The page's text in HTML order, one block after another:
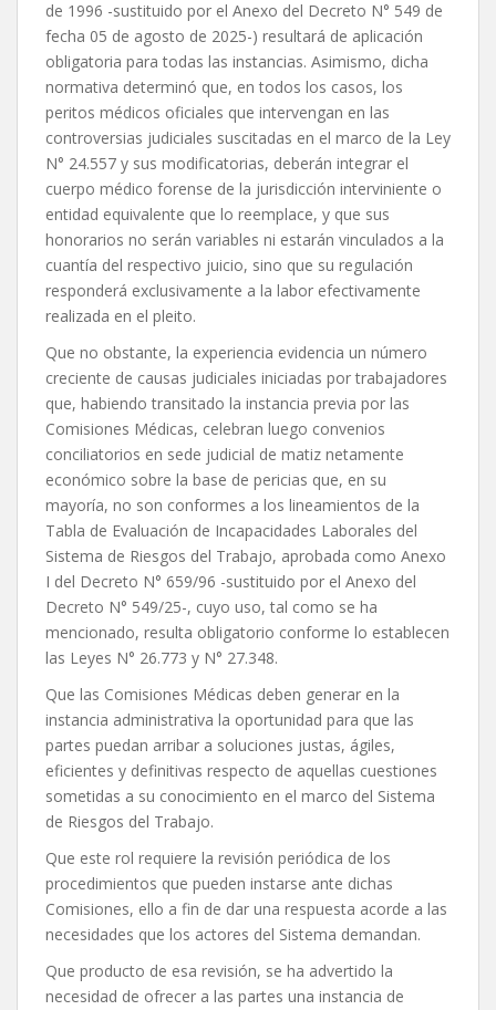
de 1996 -sustituido por el Anexo del Decreto N° 549 de
fecha 05 de agosto de 2025-) resultará de aplicación
obligatoria para todas las instancias. Asimismo, dicha
normativa determinó que, en todos los casos, los
peritos médicos oficiales que intervengan en las
controversias judiciales suscitadas en el marco de la Ley
N° 24.557 y sus modificatorias, deberán integrar el
cuerpo médico forense de la jurisdicción interviniente o
entidad equivalente que lo reemplace, y que sus
honorarios no serán variables ni estarán vinculados a la
cuantía del respectivo juicio, sino que su regulación
responderá exclusivamente a la labor efectivamente
realizada en el pleito.
Que no obstante, la experiencia evidencia un número
creciente de causas judiciales iniciadas por trabajadores
que, habiendo transitado la instancia previa por las
Comisiones Médicas, celebran luego convenios
conciliatorios en sede judicial de matiz netamente
económico sobre la base de pericias que, en su
mayoría, no son conformes a los lineamientos de la
Tabla de Evaluación de Incapacidades Laborales del
Sistema de Riesgos del Trabajo, aprobada como Anexo
I del Decreto N° 659/96 -sustituido por el Anexo del
Decreto N° 549/25-, cuyo uso, tal como se ha
mencionado, resulta obligatorio conforme lo establecen
las Leyes N° 26.773 y N° 27.348.
Que las Comisiones Médicas deben generar en la
instancia administrativa la oportunidad para que las
partes puedan arribar a soluciones justas, ágiles,
eficientes y definitivas respecto de aquellas cuestiones
sometidas a su conocimiento en el marco del Sistema
de Riesgos del Trabajo.
Que este rol requiere la revisión periódica de los
procedimientos que pueden instarse ante dichas
Comisiones, ello a fin de dar una respuesta acorde a las
necesidades que los actores del Sistema demandan.
Que producto de esa revisión, se ha advertido la
necesidad de ofrecer a las partes una instancia de